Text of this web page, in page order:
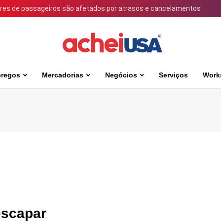
de passageiros são afetados por atrasos e cancelamentos
Mercadorias Negócios Serviços